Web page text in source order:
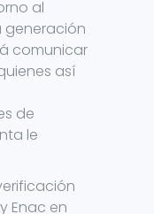
al
generación
comunicar
así
de
le
Enac en